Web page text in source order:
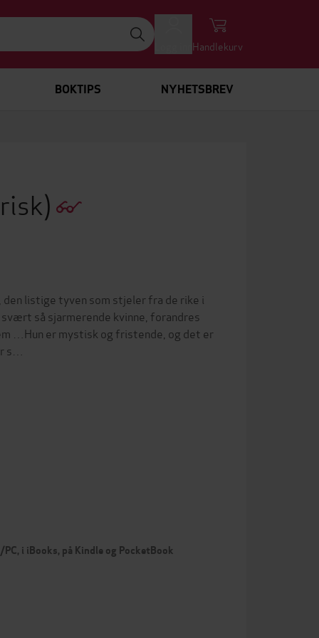
Handlekurv
BOKTIPS NYHETSBREV
listige tyven som stjeler fra de rike i
så sjarmerende kvinne, forandres
…Hun er mystisk og fristende, og det er
s…
i iBooks, på Kindle og PocketBook